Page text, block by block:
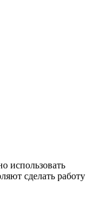
использовать
сделать работу